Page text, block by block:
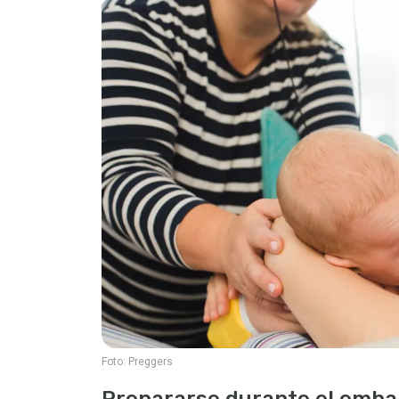
Foto: Preggers